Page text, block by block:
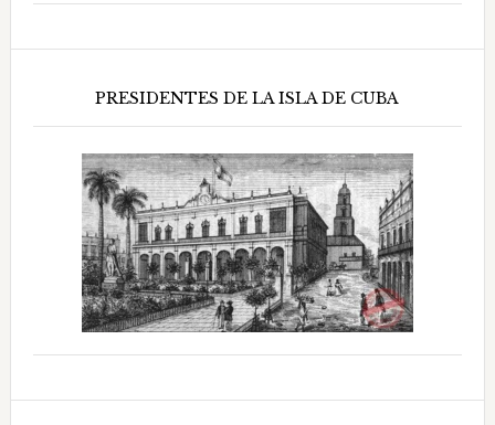
PRESIDENTES DE LA ISLA DE CUBA